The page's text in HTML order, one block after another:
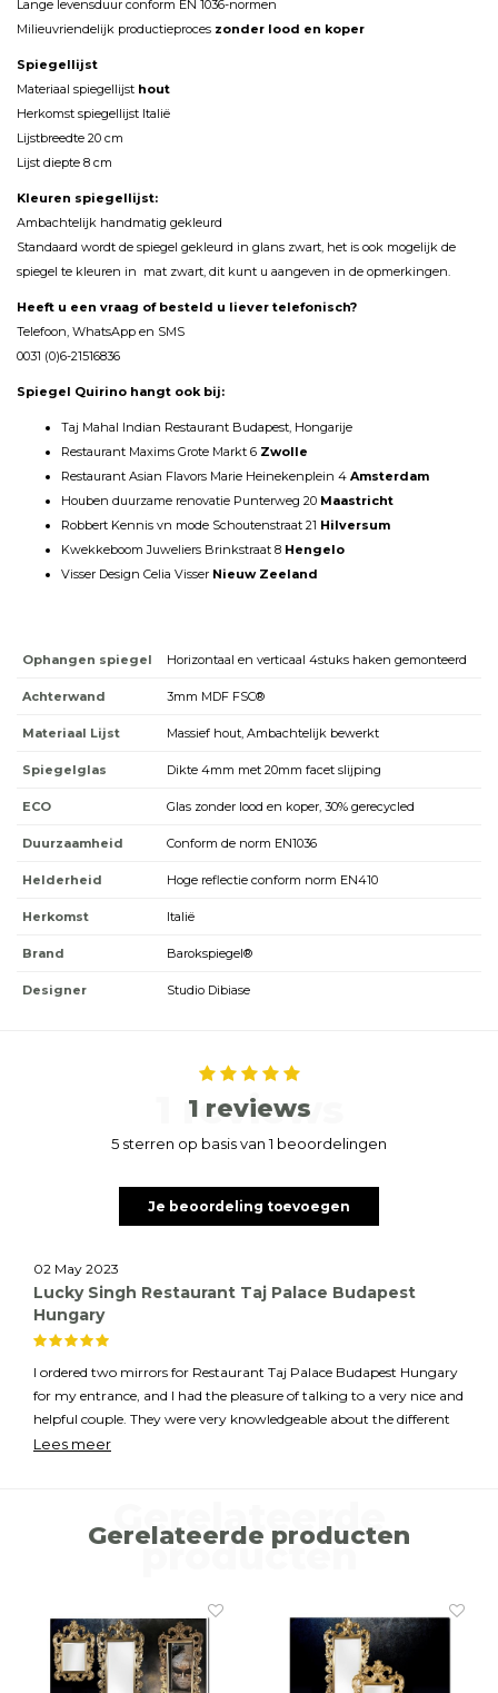
Lange levensduur conform EN 1036-normen
Milieuvriendelijk productieproces zonder lood en koper
Spiegellijst
Materiaal spiegellijst hout
Herkomst spiegellijst Italië
Lijstbreedte 20 cm
Lijst diepte 8 cm
Kleuren spiegellijst:
Ambachtelijk handmatig gekleurd
Standaard wordt de spiegel gekleurd in glans zwart, het is ook mogelijk de
spiegel te kleuren in mat zwart, dit kunt u aangeven in de opmerkingen.
Heeft u een vraag of besteld u liever telefonisch?
Telefoon, WhatsApp en SMS
0031 (0)6-21516836
Spiegel Quirino hangt ook bij:
Taj Mahal Indian Restaurant Budapest, Hongarije
Restaurant Maxims Grote Markt 6 Zwolle
Restaurant Asian Flavors Marie Heinekenplein 4 Amsterdam
Houben duurzame renovatie Punterweg 20 Maastricht
Robbert Kennis vn mode Schoutenstraat 21 Hilversum
Kwekkeboom Juweliers Brinkstraat 8 Hengelo
Visser Design Celia Visser Nieuw Zeeland
Ophangen spiegel Horizontaal en verticaal 4stuks haken gemonteerd
Achterwand 3mm MDF FSC®
Materiaal Lijst Massief hout, Ambachtelijk bewerkt
Spiegelglas Dikte 4mm met 20mm facet slijping
ECO Glas zonder lood en koper, 30% gerecycled
Duurzaamheid Conform de norm EN1036
Helderheid Hoge reflectie conform norm EN410
Herkomst Italië
Brand Barokspiegel®
Designer Studio Dibiase
1 reviews
1 reviews
5 sterren op basis van 1 beoordelingen
Je beoordeling toevoegen
02 May 2023
Lucky Singh Restaurant Taj Palace Budapest
Hungary
I ordered two mirrors for Restaurant Taj Palace Budapest Hungary
for my entrance, and I had the pleasure of talking to a very nice and
helpful couple. They were very knowledgeable about the different
types of mirrors available and were able to recommend the best
them to anyone looking for mirrors for business or private use.
Lees meer
Gerelateerde producten
Gerelateerde
producten